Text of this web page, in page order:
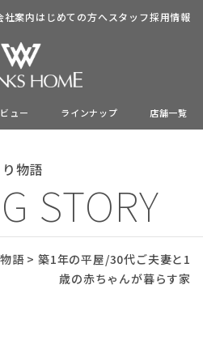
ュー ラインナップ 店舗一覧
社案内はじめての方へスタッフ採用情報
物語
STORY
語 > 築1年の平屋/30代ご夫妻と1
歳の赤ちゃんが暮らす家